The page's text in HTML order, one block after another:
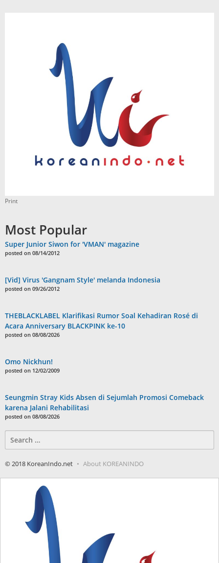
Print
Most Popular
Super Junior Siwon for 'VMAN' magazine
posted on 08/14/2012
[Vid] Virus 'Gangnam Style' melanda Indonesia
posted on 09/26/2012
THEBLACKLABEL Klarifikasi Rumor Soal Kehadiran Rosé di
Acara Anniversary BLACKPINK ke-10
posted on 08/08/2026
Omo Nickhun!
posted on 12/02/2009
Seungmin Stray Kids Absen di Sejumlah Promosi Comeback
karena Jalani Rehabilitasi
posted on 08/08/2026
for:
© 2018 KoreanIndo.net About KOREANINDO